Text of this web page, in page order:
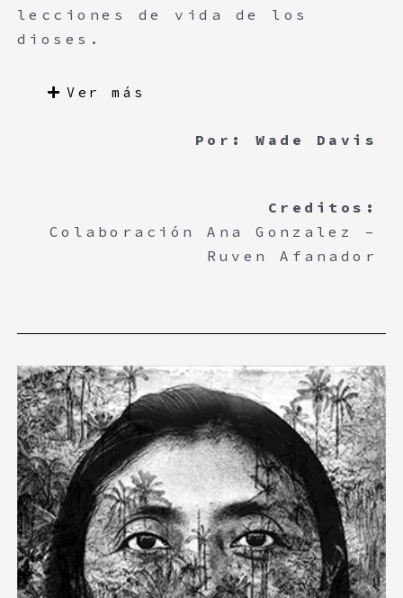
lecciones de vida de los
dioses.
Ver más
Por: Wade Davis
Creditos:
Colaboración Ana Gonzalez –
Ruven Afanador